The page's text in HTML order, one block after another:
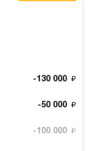
-130 000 ₽
-50 000 ₽
-100 000 ₽